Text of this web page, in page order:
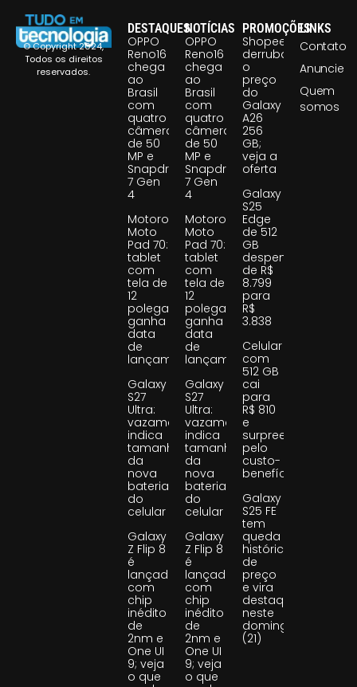
© Copyright 2024,
Todos os direitos
reservados.
DESTAQUES
OPPO
Reno16
chega
ao
Brasil
com
quatro
câmeras
de 50
MP e
Snapdragon
7 Gen
4
Motorola
Moto
Pad 70:
tablet
com
tela de
12
polegadas
ganha
data
de
lançamento
Galaxy
S27
Ultra:
vazamento
indica
tamanho
da
nova
bateria
do
celular
Galaxy
Z Flip 8
é
lançado
com
chip
inédito
de
2nm e
One UI
9; veja
o que
NOTÍCIAS
OPPO
Reno16
chega
ao
Brasil
com
quatro
câmeras
de 50
MP e
Snapdragon
7 Gen
4
Motorola
Moto
Pad 70:
tablet
com
tela de
12
polegadas
ganha
data
de
lançamento
Galaxy
S27
Ultra:
vazamento
indica
tamanho
da
nova
bateria
do
celular
Galaxy
Z Flip 8
é
lançado
com
chip
inédito
de
2nm e
One UI
9; veja
o que
PROMOÇÕES
Shopee
derruba
o
preço
do
Galaxy
A26
256
GB;
veja a
oferta
Galaxy
S25
Edge
de 512
GB
despenca
de R$
8.799
para
R$
3.838
Celular
com
512 GB
cai
para
R$ 810
e
surpreende
pelo
custo-
benefício
Galaxy
S25 FE
tem
queda
histórica
de
preço
e vira
destaque
neste
domingo
(21)
LINKS
Contato
Anuncie
Quem
somos